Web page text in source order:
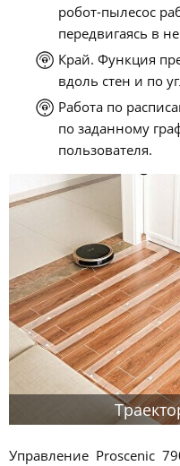
робот-пылесос
передвигаясь в
Край. Функция
вдоль стен и по
Работа по
по заданному
пользователя.
Управление Proscenic